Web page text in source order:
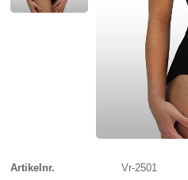
Artikelnr.
Vr-2501